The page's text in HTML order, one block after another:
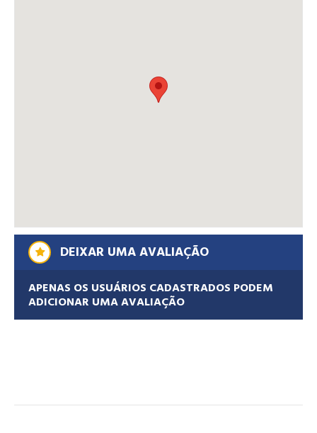
DEIXAR UMA AVALIAÇÃO
APENAS OS USUÁRIOS CADASTRADOS PODEM
ADICIONAR UMA AVALIAÇÃO